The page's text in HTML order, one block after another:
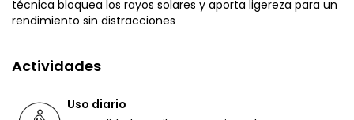
técnica bloquea los rayos solares y aporta ligereza para un
rendimiento sin distracciones
Actividades
Uso diario